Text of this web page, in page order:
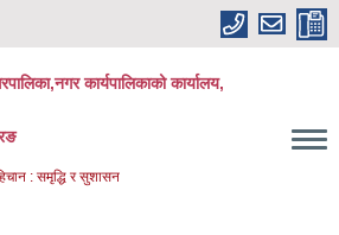
कार्यपालिकाको कार्यालय,
: समृद्धि र सुशासन